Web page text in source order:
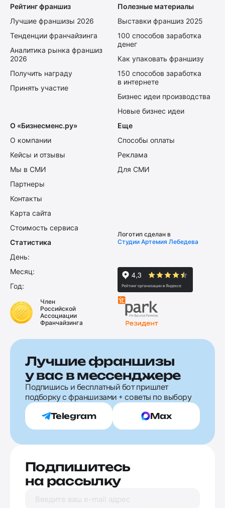
Рейтинг франшиз
Лучшие франшизы 2026
Тенденции франчайзинга
Аналитика рынка франшиз
2026
Получить награду
Принять участие
Полезные материалы
Выставки франшиз 2025
100 способов заработка
денег
Как упаковать франшизу
150 способов заработка
в интернете
Бизнес идеи производства
Новые бизнес идеи
О «Бизнесменс.ру»
О компании
Кейсы и отзывы
Мы в СМИ
Партнеры
Контакты
Карта сайта
Стоимость сервиса
Еще
Способы оплаты
Реклама
Для СМИ
Статистика
День:
Месяц:
Год:
Логотип сделан в
Студии Артемия Лебедева
Член
Российской
Ассоциации
Франчайзинга
Лучшие франшизы
у вас в мессенджере
Подпишись и бесплатный бот пришлет
подборку с франшизами + советы по выбору
Telegram Max
Подпишитесь
на рассылку